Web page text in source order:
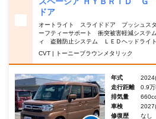
ドア
オートライト スライドドア プッシュス
ーフティーサポート 衝突被害軽減シス
ィ 盗難防止システム ＬＥＤヘッドライ
CVT | トーニーブラウンメタリック
年式
走行距離
0.9
排気量
車検
修復歴
なし